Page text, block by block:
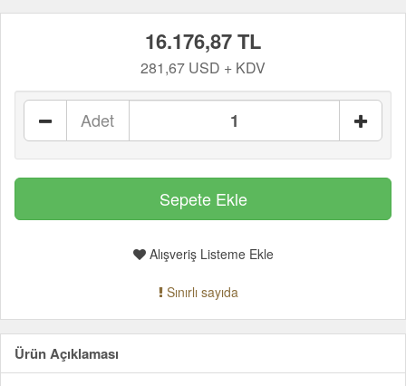
16.176,87 TL
281,67 USD + KDV
Adet
Alışveriş Listeme Ekle
Sınırlı sayıda
Ürün Açıklaması